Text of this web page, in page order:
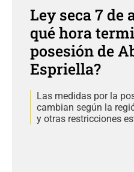
Ley seca 7 de
qué hora
posesión de
Espriella?
Las medidas por la
cambian según la
y otras restricciones